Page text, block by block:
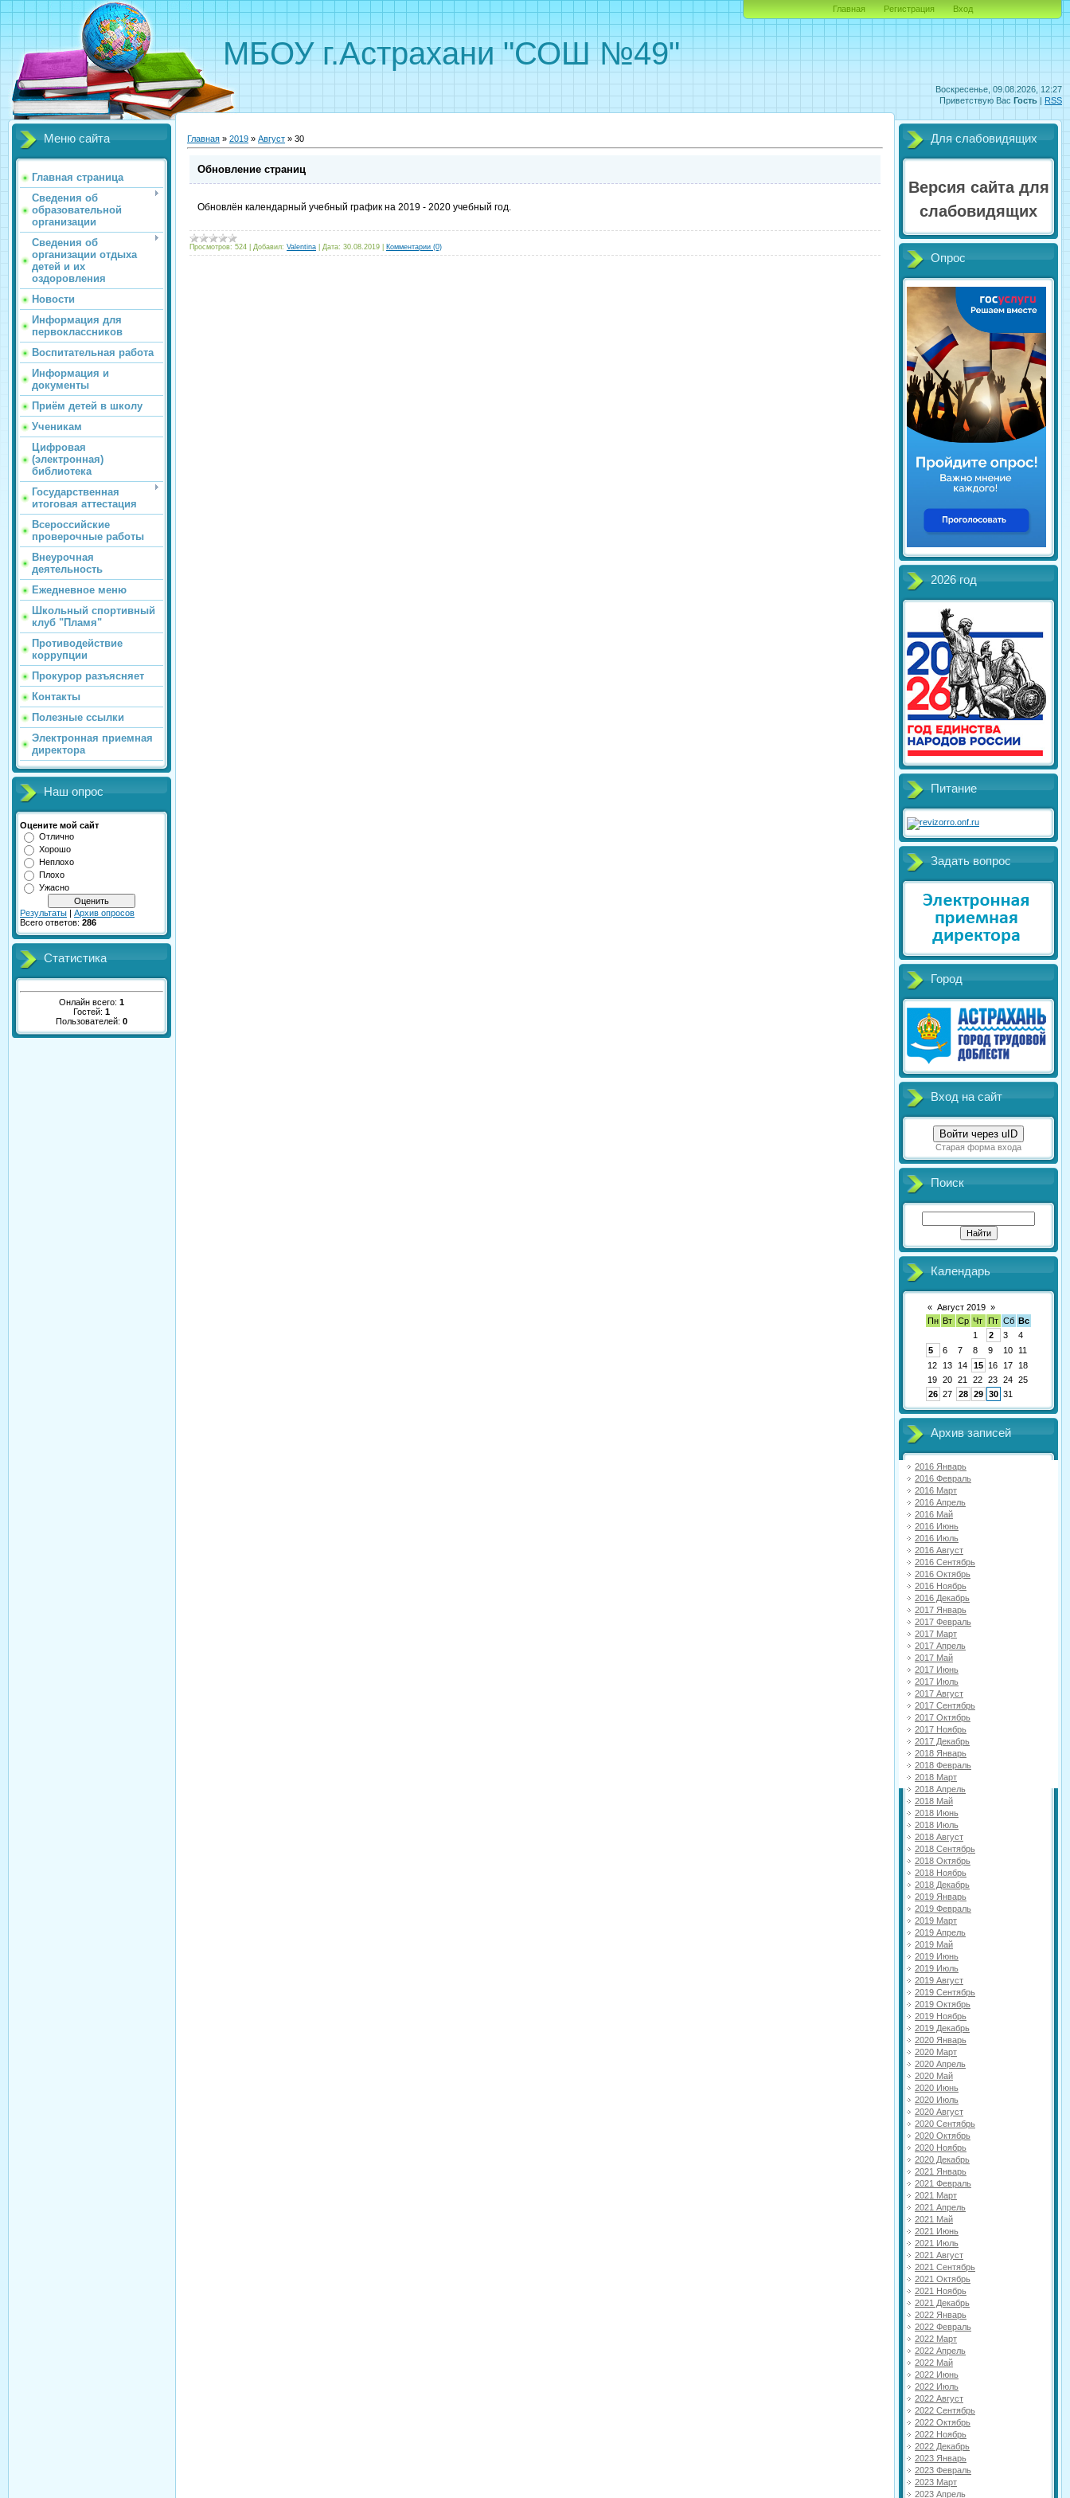
Воскресенье, 09.08.2026, 12:27
Приветствую Вас Гость | RSS
МБОУ г.Астрахани "СОШ №49"
Главная Регистрация Вход
Меню сайта
Главная страница
Сведения об
образовательной
организации
Сведения об
организации отдыха
детей и их
оздоровления
Новости
Информация для
первоклассников
Воспитательная работа
Информация и
документы
Приём детей в школу
Ученикам
Цифровая
(электронная)
библиотека
Государственная
итоговая аттестация
Всероссийские
проверочные работы
Внеурочная
деятельность
Ежедневное меню
Школьный спортивный
клуб "Пламя"
Противодействие
коррупции
Прокурор разъясняет
Контакты
Полезные ссылки
Электронная приемная
директора
Наш опрос
Оцените мой сайт
Отлично
Хорошо
Неплохо
Плохо
Ужасно
Результаты | Архив опросов
Всего ответов: 286
Статистика
Онлайн всего: 1
Гостей: 1
Пользователей: 0
Главная » 2019 » Август » 30
Обновление страниц
Обновлён календарный учебный график на 2019 - 2020 учебный год.
Просмотров: 524 Добавил: Valentina Дата: 30.08.2019 Комментарии (0)
Для слабовидящих
Версия сайта для
слабовидящих
Опрос
2026 год
Питание
Задать вопрос
Город
Вход на сайт
Войти через uID
Старая форма входа
Поиск
Календарь
« Август 2019 »
Пн Вт Ср Чт Пт Сб Вс
1
2 3
4
5
6 7 8 9 10
11
12
13 14 15 16 17
18
19 20 21 22 23 24 25
26 27 28 29 30 31
Архив записей
2016 Январь
2016 Февраль
2016 Март
2016 Апрель
2016 Май
2016 Июнь
2016 Июль
2016 Август
2016 Сентябрь
2016 Октябрь
2016 Ноябрь
2016 Декабрь
2017 Январь
2017 Февраль
2017 Март
2017 Апрель
2017 Май
2017 Июнь
2017 Июль
2017 Август
2017 Сентябрь
2017 Октябрь
2017 Ноябрь
2017 Декабрь
2018 Январь
2018 Февраль
2018 Март
2018 Апрель
2018 Май
2018 Июнь
2018 Июль
2018 Август
2018 Сентябрь
2018 Октябрь
2018 Ноябрь
2018 Декабрь
2019 Январь
2019 Февраль
2019 Март
2019 Апрель
2019 Май
2019 Июнь
2019 Июль
2019 Август
2019 Сентябрь
2019 Октябрь
2019 Ноябрь
2019 Декабрь
2020 Январь
2020 Март
2020 Апрель
2020 Май
2020 Июнь
2020 Июль
2020 Август
2020 Сентябрь
2020 Октябрь
2020 Ноябрь
2020 Декабрь
2021 Январь
2021 Февраль
2021 Март
2021 Апрель
2021 Май
2021 Июнь
2021 Июль
2021 Август
2021 Сентябрь
2021 Октябрь
2021 Ноябрь
2021 Декабрь
2022 Январь
2022 Февраль
2022 Март
2022 Апрель
2022 Май
2022 Июнь
2022 Июль
2022 Август
2022 Сентябрь
2022 Октябрь
2022 Ноябрь
2022 Декабрь
2023 Январь
2023 Февраль
2023 Март
2023 Апрель